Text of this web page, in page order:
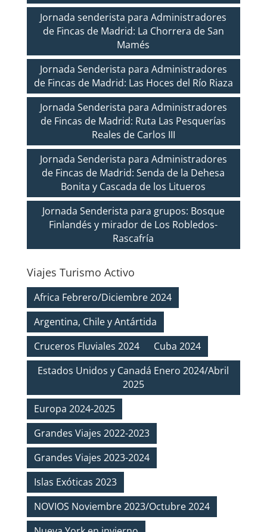
Jornada senderista para Administradores
de Fincas de Madrid: La Chorrera de San
Mamés
Jornada Senderista para Administradores
de Fincas de Madrid: Las Hoces del Río Riaza
Jornada Senderista para Administradores
de Fincas de Madrid: Ruta Las Pesquerías
Reales de Carlos III
Jornada Senderista para Administradores
de Fincas de Madrid: Senda de la Dehesa
Bonita y Cascada de los Litueros
Jornada Senderista para grupos: Bosque
Finlandés y mirador de Los Robledos-
Rascafría
Viajes Turismo Activo
Africa Febrero/Diciembre 2024
Argentina, Chile y Antártida
Cruceros Fluviales 2024
Cuba 2024
Estados Unidos y Canadá Enero 2024/Abril
2025
Europa 2024-2025
Grandes Viajes 2022-2023
Grandes Viajes 2023-2024
Islas Exóticas 2023
NOVIOS Noviembre 2023/Octubre 2024